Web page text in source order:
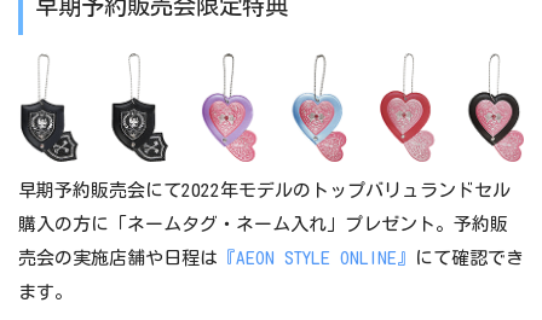
早期予約販売会限定特典
早期予約販売会にて2022年モデルのトップバリュランドセル
購入の方に「ネームタグ・ネーム入れ」プレゼント。予約販
売会の実施店舗や日程は 『AEON STYLE ONLINE』
にて確認でき
ます。